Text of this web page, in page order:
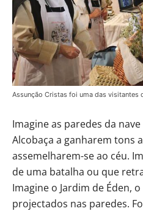
Assunção Cristas foi uma das visitantes
Imagine as paredes da
Alcobaça a ganharem tons
assemelharem-se ao céu.
de uma batalha ou que
Imagine o Jardim de Éden,
projectados nas paredes.